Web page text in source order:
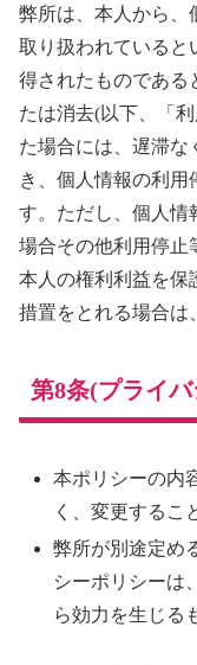
弊所は、本人から、
取り扱われていると
得されたものである
たは消去(以下、「
た場合には、遅滞な
き、個人情報の利用
す。ただし、個人情
場合その他利用停止
本人の権利利益を保
措置をとれる場合は
第8条(プライ
本ポリシーの内
く、変更するこ
弊所が別途定め
シーポリシーは
ら効力を生じる